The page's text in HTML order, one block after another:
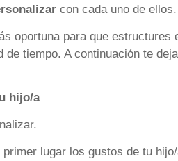
con cada uno de ellos.
oportuna para que estructures
tiempo. A continuación te
hijo/a
lugar los gustos de tu